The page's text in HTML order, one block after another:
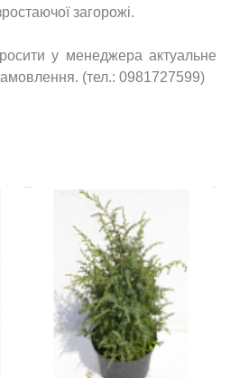
загорожі.
у менеджера актуальне
(тел.: 0981727599)